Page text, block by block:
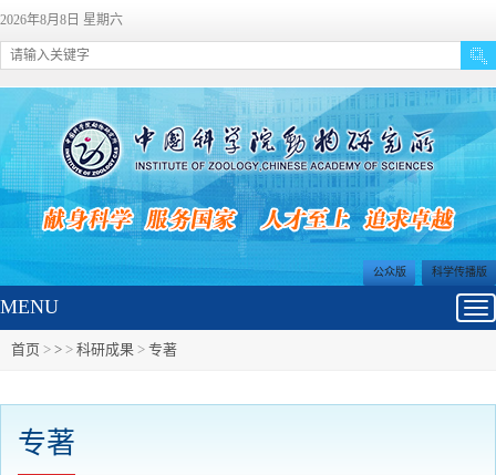
2026年8月8日 星期六
科学传播版
公众版
MENU
首页 > > > 科研成果 > 专著
专著